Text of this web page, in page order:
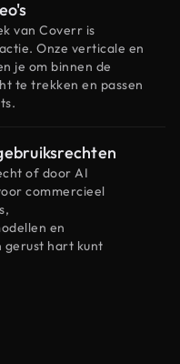
van Coverr is
Onze verticale en
je om binnen de
te trekken en passen
of door AI
commercieel
en
gerust hart kunt